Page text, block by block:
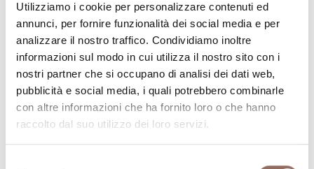
Utilizziamo i cookie per personalizzare contenuti ed
annunci, per fornire funzionalità dei social media e per
analizzare il nostro traffico. Condividiamo inoltre
informazioni sul modo in cui utilizza il nostro sito con i
nostri partner che si occupano di analisi dei dati web,
pubblicità e social media, i quali potrebbero combinarle
con altre informazioni che ha fornito loro o che hanno
raccolto dal suo utilizzo dei loro servizi.
La tua vacanza
Pianifica dove dormire, dove mangiare, cosa fare e
visitare in ogni angolo di Langhe Monferrato Roero, con
un occhio al meteo in tempo reale